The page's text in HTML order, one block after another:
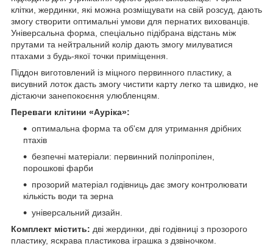
клітки, жердинки, які можна розміщувати на свій розсуд, дають
змогу створити оптимальні умови для пернатих вихованців.
Універсальна форма, спеціально підібрана відстань між
прутами та нейтральний колір дають змогу милуватися
птахами з будь-якої точки приміщення.
Піддон виготовлений із міцного первинного пластику, а
висувний лоток дасть змогу чистити карту легко та швидко, не
дістаючи занепокоєння улюбленцям.
Переваги клітини «Ауріка»:
оптимальна форма та об'єм для утримання дрібних
птахів
безпечні матеріали: первинний поліпропілен,
порошкові фарби
прозорий матеріал годівниць дає змогу контролювати
кількість води та зерна
універсальний дизайн.
Комплект містить: дві жердинки, дві годівниці з прозорого
пластику, яскрава пластикова іграшка з дзвіночком.